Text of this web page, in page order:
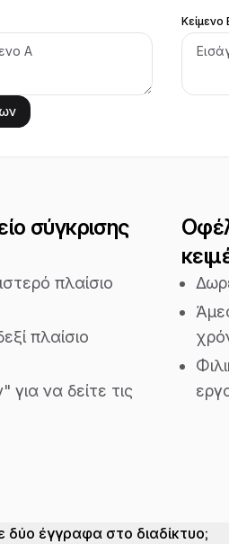
Κείμενο
σύγκρισης
πλαίσιο
πλαίσιο
για να δείτε τις
δύο έγγραφα στο διαδίκτυο;